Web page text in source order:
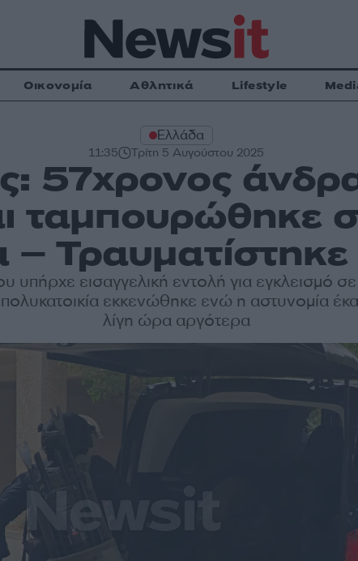
Οικονομία Αθλητικά Lifestyle
Ελλάδα
11:35 Τρίτη 5 Αυγούστου 2025
57χρονος
ταμπουρώθηκε
–
υπήρχε εισαγγελική εντολή για εγκλεισμό
πολυκατοικία εκκενώθηκε ενώ η αστυνομία
λίγη ώρα αργότερα